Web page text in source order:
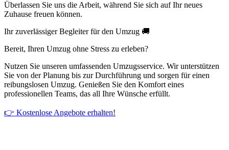
Überlassen Sie uns die Arbeit, während Sie sich auf Ihr neues
Zuhause freuen können.
Ihr zuverlässiger Begleiter für den Umzug 🚚
Bereit, Ihren Umzug ohne Stress zu erleben?
Nutzen Sie unseren umfassenden Umzugsservice. Wir unterstützen
Sie von der Planung bis zur Durchführung und sorgen für einen
reibungslosen Umzug. Genießen Sie den Komfort eines
professionellen Teams, das all Ihre Wünsche erfüllt.
👉 Kostenlose Angebote erhalten!